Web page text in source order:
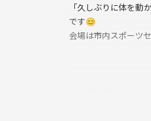
「久しぶりに体を
です😊
会場は市内スポーツ